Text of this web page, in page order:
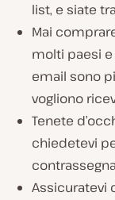
list, e siate
Mai
molti paesi
email sono
vogliono
Tenete
chiedetevi
Assicuratevi